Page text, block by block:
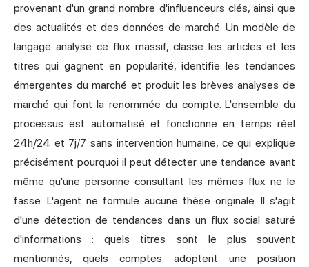
provenant d'un grand nombre d'influenceurs clés, ainsi que
des actualités et des données de marché. Un modèle de
langage analyse ce flux massif, classe les articles et les
titres qui gagnent en popularité, identifie les tendances
émergentes du marché et produit les brèves analyses de
marché qui font la renommée du compte. L'ensemble du
processus est automatisé et fonctionne en temps réel
24h/24 et 7j/7 sans intervention humaine, ce qui explique
précisément pourquoi il peut détecter une tendance avant
même qu'une personne consultant les mêmes flux ne le
fasse. L'agent ne formule aucune thèse originale. Il s'agit
d'une détection de tendances dans un flux social saturé
d'informations : quels titres sont le plus souvent
mentionnés, quels comptes adoptent une position